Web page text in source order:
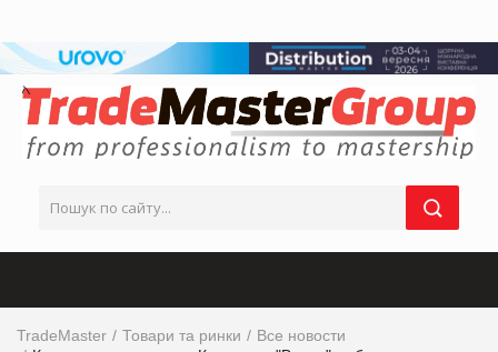
TradeMaster Товари та ринки
Все новости